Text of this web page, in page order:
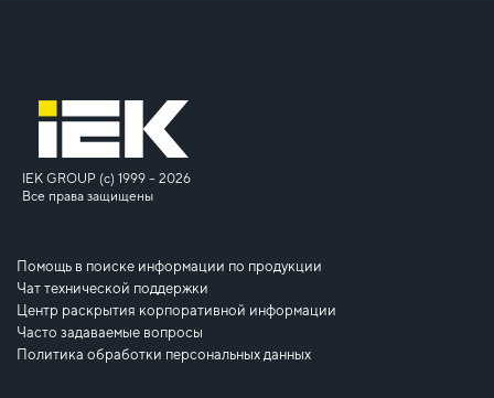
IEK GROUP (c) 1999 – 2026
Все права защищены
Помощь в поиске информации по продукции
Чат технической поддержки
Центр раскрытия корпоративной информации
Часто задаваемые вопросы
Политика обработки персональных данных